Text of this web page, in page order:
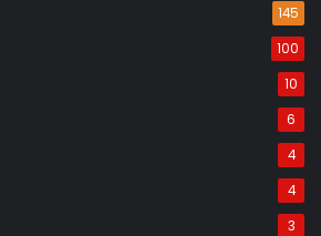
145
100
10
6
4
4
3